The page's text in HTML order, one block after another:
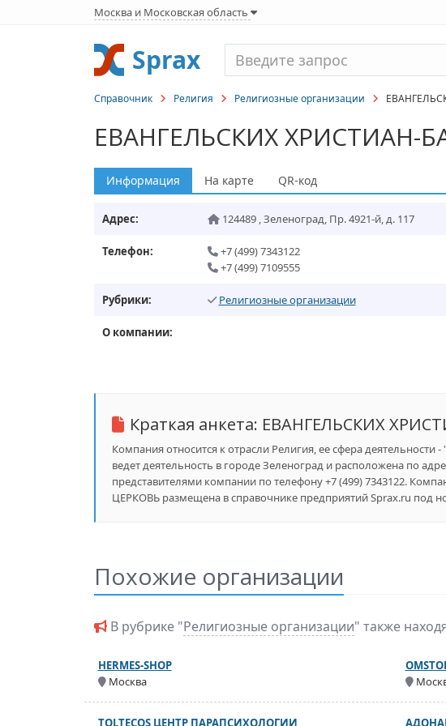
Москва и Московская область
Sprax
Справочник Религия Религиозные организации
ЕВАНГЕЛЬСКИХ ХРИСТИАН-
Информация На карте QR-код
Адрес: 124489,Зеленоград, Пр. 4921-й, д. 117
Телефон:
+7 (499) 7343122
+7 (499) 7109555
Рубрики: Религиозные организации
О компании:
Краткая анкета: ЕВАНГЕЛЬСКИХ
Компания относится к отрасли Религия, ее сфера
ведет деятельность в городе Зеленоград и расположена по
представителями компании по телефону +7 (499) 7343122.
ЦЕРКОВЬ размещена в справочнике предприятий Sprax.ru под
Похожие организации
В рубрике "Религиозные организации" также
HERMES-SHOP
Москва
TOLTECOS ЦЕНТР ПАРАПСИХОЛОГИИ